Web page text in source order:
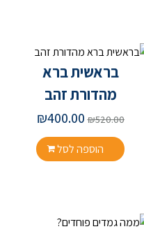
בראשית ברא
מהדורת זהב
₪520.00
₪400.00
הוספה לסל